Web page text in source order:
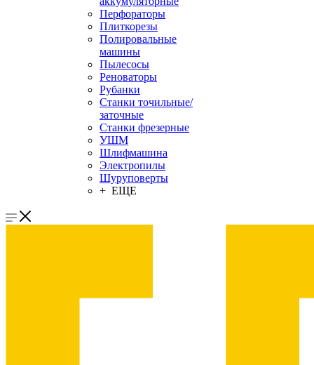
Перфораторы
Плиткорезы
Полировальные
машины
Пылесосы
Реноваторы
Рубанки
Станки точильные/
заточные
Станки фрезерные
УШМ
Шлифмашина
Электропилы
Шуруповерты
+ ЕЩЕ